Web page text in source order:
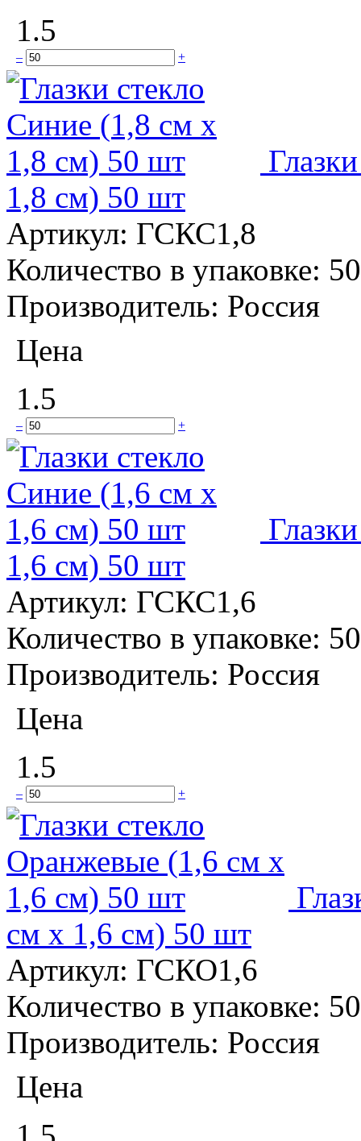
1.5
– +
1,8 см) 50 шт
Артикул: ГСКС1,8
Количество в упаковке: 50
Производитель: Россия
Цена
1.5
– +
1,6 см) 50 шт
Артикул: ГСКС1,6
Количество в упаковке: 50
Производитель: Россия
Цена
1.5
– +
см x 1,6 см) 50 шт
Артикул: ГСКО1,6
Количество в упаковке: 50
Производитель: Россия
Цена